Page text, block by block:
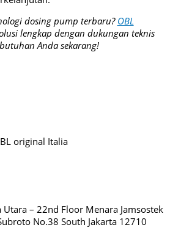
dosing pump terbaru? OBL
lengkap dengan dukungan teknis
Anda sekarang!
original Italia
Utara – 22nd Floor Menara Jamsostek
No.38 South Jakarta 12710